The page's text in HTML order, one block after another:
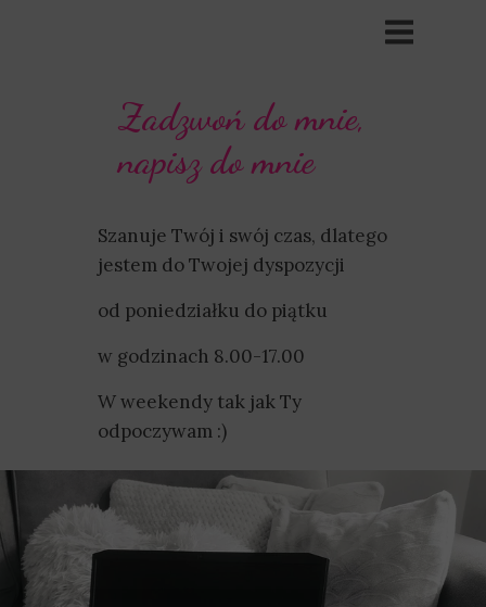
Zadzwoń do mnie,
napisz do mnie
Szanuje Twój i swój czas, dlatego
jestem do Twojej dyspozycji
od poniedziałku do piątku
w godzinach 8.00-17.00
W weekendy tak jak Ty
odpoczywam :)